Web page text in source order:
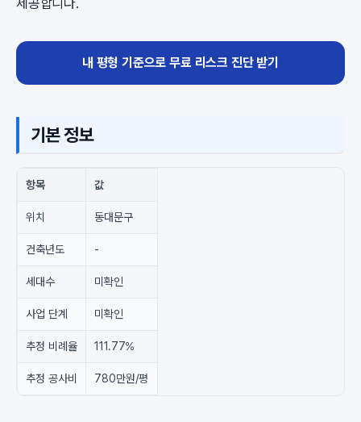
제공합니다.
내 평형 기준으로 무료 리스크 진단 받기
기본 정보
항목 값
위치 동대문구
건축년도 -
세대수 미확인
사업 단계 미확인
추정 비례율 111.77%
추정 공사비 780만원/평